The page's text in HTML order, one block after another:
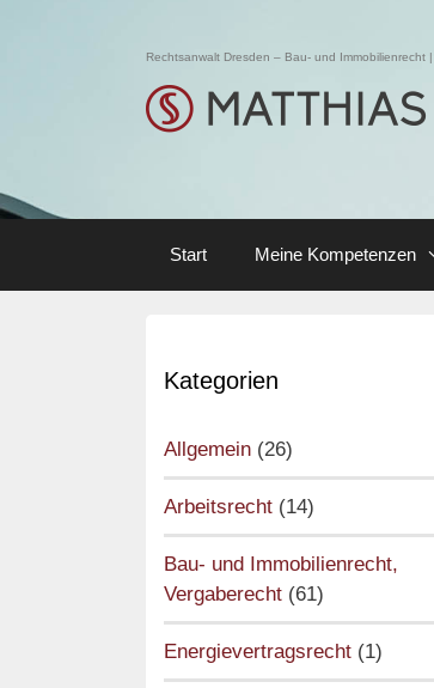
Rechtsanwalt Dresden – Bau- und
Start Meine Kompetenzen
Kategorien
Allgemein (26)
Arbeitsrecht (14)
Bau- und Immobilienrecht,
Vergaberecht (61)
Energievertragsrecht (1)